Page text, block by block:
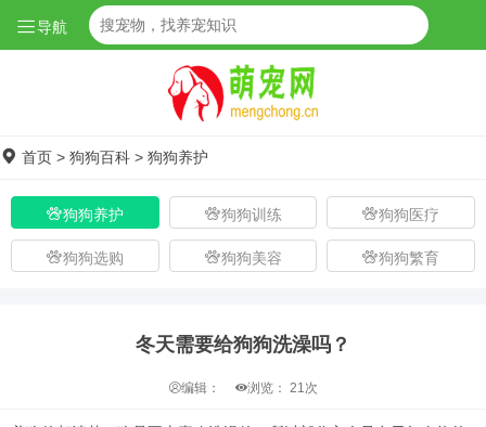
导航
首页 > 狗狗百科 > 狗狗养护
狗狗养护 狗狗训练 狗狗医疗
狗狗选购 狗狗美容 狗狗繁育
冬天需要给狗狗洗澡吗？
编辑： 浏览： 21次